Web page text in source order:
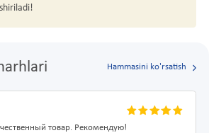
Hammasini ko'rsatish
товар. Рекомендую!